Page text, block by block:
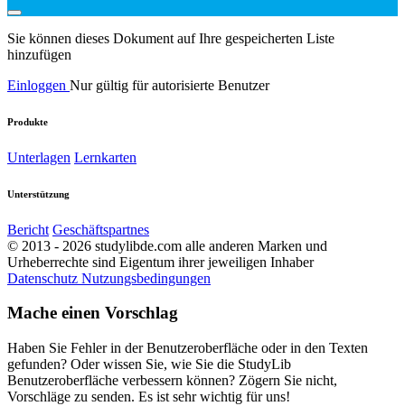
Sie können dieses Dokument auf Ihre gespeicherten Liste
hinzufügen
Einloggen Nur gültig für autorisierte Benutzer
Produkte
Unterlagen Lernkarten
Unterstützung
Bericht Geschäftspartnes
© 2013 - 2026 studylibde.com alle anderen Marken und
Urheberrechte sind Eigentum ihrer jeweiligen Inhaber
Datenschutz Nutzungsbedingungen
Mache einen Vorschlag
Haben Sie Fehler in der Benutzeroberfläche oder in den Texten
gefunden? Oder wissen Sie, wie Sie die StudyLib
Benutzeroberfläche verbessern können? Zögern Sie nicht,
Vorschläge zu senden. Es ist sehr wichtig für uns!